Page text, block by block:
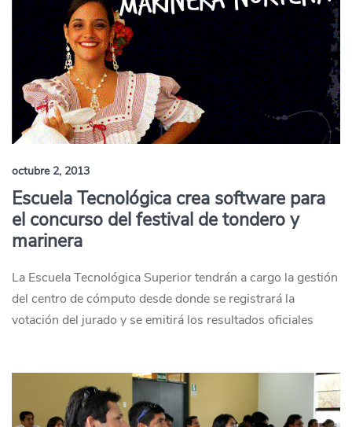
octubre 2, 2013
Escuela Tecnológica crea software para
el concurso del festival de tondero y
marinera
La Escuela Tecnológica Superior tendrán a cargo la gestión
del centro de cómputo desde donde se registrará la
votación del jurado y se emitirá los resultados oficiales